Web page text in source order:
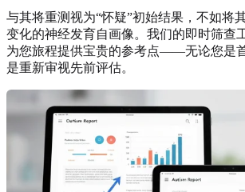
与其将重测视为“怀疑”初始结果，不如将
变化的神经发育自画像。我们的即时筛查
为您旅程提供宝贵的参考点——无论您是
是重新审视先前评估。